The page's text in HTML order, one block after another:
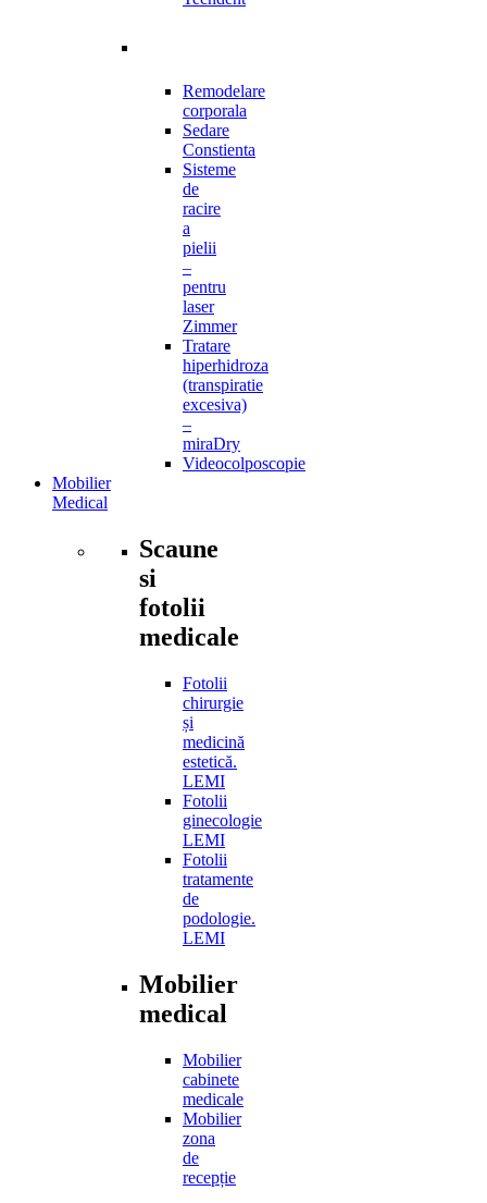
Remodelare
corporala
Sedare
Constienta
Sisteme
de
racire
a
pielii
–
pentru
laser
Zimmer
Tratare
hiperhidroza
(transpiratie
excesiva)
–
miraDry
Videocolposcopie
Mobilier
Medical
Scaune
si
fotolii
medicale
Fotolii
chirurgie
și
medicină
estetică.
LEMI
Fotolii
ginecologie
LEMI
Fotolii
tratamente
de
podologie.
LEMI
Mobilier
medical
Mobilier
cabinete
medicale
Mobilier
zona
de
recepție